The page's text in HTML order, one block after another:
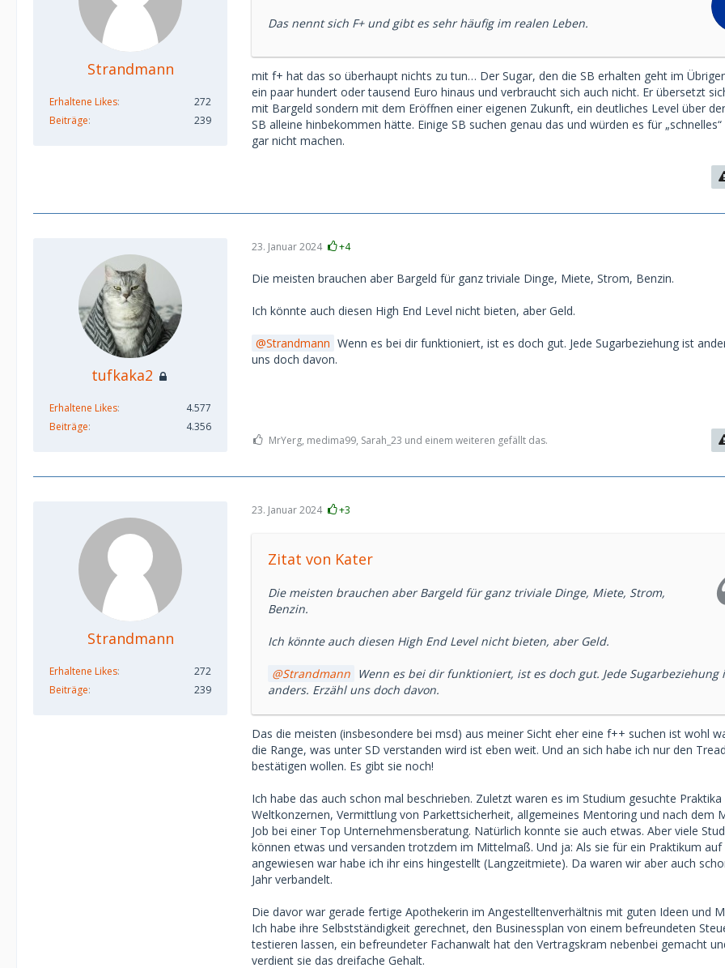
Strandmann
Erhaltene Likes
272
Beiträge
239
Das nennt sich F+ und gibt es sehr häufig im realen Leben.
mit f+ hat das so überhaupt nichts zu tun… Der Sugar, den die SB erhalten geht im
ein paar hundert oder tausend Euro hinaus und verbraucht sich auch nicht. Er übersetzt
mit Bargeld sondern mit dem Eröffnen einer eigenen Zukunft, ein deutliches Level über
SB alleine hinbekommen hätte. Einige SB suchen genau das und würden es für „schnelles“
gar nicht machen.
tufkaka2
Erhaltene Likes
4.577
Beiträge
4.356
23. Januar 2024 +4
Die meisten brauchen aber Bargeld für ganz triviale Dinge, Miete, Strom, Benzin.
Ich könnte auch diesen High End Level nicht bieten, aber Geld.
Strandmann Wenn es bei dir funktioniert, ist es doch gut. Jede Sugarbeziehung ist
uns doch davon.
MrYerg, medima99, Sarah_23 und einem weiteren gefällt das.
Strandmann
Erhaltene Likes
272
Beiträge
239
23. Januar 2024 +3
Zitat von Kater
Die meisten brauchen aber Bargeld für ganz triviale Dinge, Miete, Strom,
Benzin.
Ich könnte auch diesen High End Level nicht bieten, aber Geld.
Strandmann Wenn es bei dir funktioniert, ist es doch gut. Jede Sugarbeziehung
anders. Erzähl uns doch davon.
Das die meisten (insbesondere bei msd) aus meiner Sicht eher eine f++ suchen ist wohl
die Range, was unter SD verstanden wird ist eben weit. Und an sich habe ich nur den
bestätigen wollen. Es gibt sie noch!
Ich habe das auch schon mal beschrieben. Zuletzt waren es im Studium gesuchte Praktika
Weltkonzernen, Vermittlung von Parkettsicherheit, allgemeines Mentoring und nach dem
Job bei einer Top Unternehmensberatung. Natürlich konnte sie auch etwas. Aber viele
können etwas und versanden trotzdem im Mittelmaß. Und ja: Als sie für ein Praktikum
angewiesen war habe ich ihr eins hingestellt (Langzeitmiete). Da waren wir aber auch
Jahr verbandelt.
Die davor war gerade fertige Apothekerin im Angestelltenverhältnis mit guten Ideen und
Ich habe ihre Selbstständigkeit gerechnet, den Businessplan von einem befreundeten
testieren lassen, ein befreundeter Fachanwalt hat den Vertragskram nebenbei gemacht
verdient sie das dreifache Gehalt.